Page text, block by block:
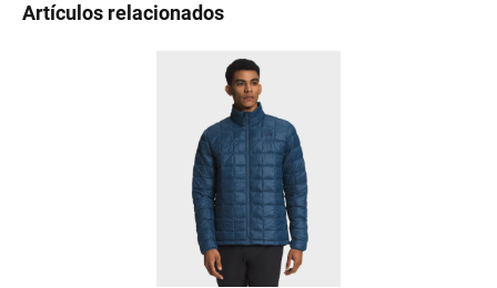
Artículos relacionados